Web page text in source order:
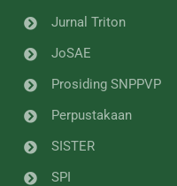
Jurnal Triton
JoSAE
Prosiding SNPPVP
Perpustakaan
SISTER
SPI